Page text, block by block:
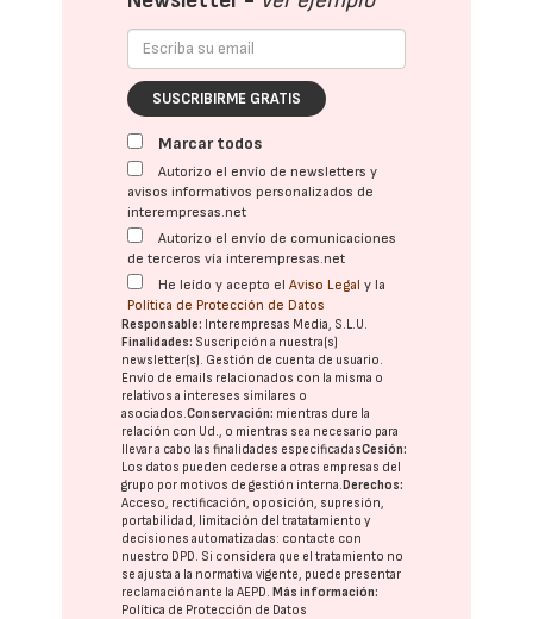
SUSCRIBIRME GRATIS
Marcar todos
Autorizo el envío de newsletters y
avisos informativos personalizados de
interempresas.net
Autorizo el envío de comunicaciones
de terceros vía interempresas.net
He leído y acepto elAviso Legal y la
Política de Protección de Datos
Responsable: Interempresas Media, S.L.U.
Finalidades: Suscripción a nuestra(s)
newsletter(s). Gestión de cuenta de usuario.
Envío de emails relacionados con la misma o
relativos a intereses similares o
asociados.Conservación: mientras dure la
relación con Ud., o mientras sea necesario para
llevar a cabo las finalidades especificadasCesión:
Los datos pueden cederse a otras empresas del
grupo por motivos de gestión interna.Derechos:
Acceso, rectificación, oposición, supresión,
portabilidad, limitación del tratatamiento y
decisiones automatizadas: contacte con
nuestro DPD. Si considera que el tratamiento no
se ajusta a la normativa vigente, puede presentar
reclamación ante laAEPD.Más información:
Política de Protección de Datos